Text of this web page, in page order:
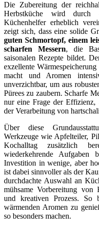
Die Zubereitung der
Herbstküche wird durch
Küchenhelfer erheblich
zeigt sich, dass eine solide
guten Schmortopf, einem
scharfen Messern, die
saisonalen Rezepte bildet.
exzellente
macht und Aromen
unverzichtbar, um aus
Pürees zu zaubern. Scharfe
nur eine Frage der Effizienz,
der Verarbeitung von
Über diese
Werkzeuge wie Apfelteiler,
Kochalltag zusätzlich
wiederkehrende Aufgaben
Investition in wenige, aber
ist dabei sinnvoller als der
durchdachte Auswahl an
mühsame Vorbereitung von
und kreativen Prozess. So
wärmenden Aromen zu
so besonders machen.